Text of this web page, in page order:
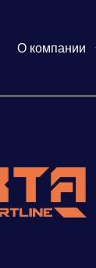
О компании